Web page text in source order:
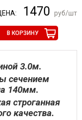
1470 руб/шт
В КОРЗИНУ
3.0м.
сечением
140мм.
строганная
качества.